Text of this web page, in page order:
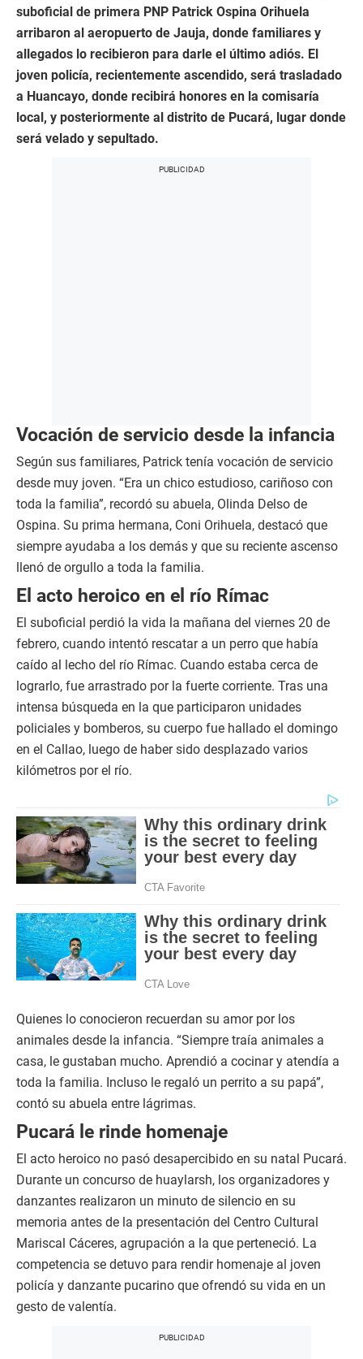
suboficial de primera PNP Patrick Ospina Orihuela
arribaron al aeropuerto de Jauja, donde familiares y
allegados lo recibieron para darle el último adiós. El
joven policía, recientemente ascendido, será trasladado
a Huancayo, donde recibirá honores en la comisaría
local, y posteriormente al distrito de Pucará, lugar donde
será velado y sepultado.
Vocación de servicio desde la infancia
Según sus familiares, Patrick tenía vocación de servicio
desde muy joven. “Era un chico estudioso, cariñoso con
toda la familia”, recordó su abuela, Olinda Delso de
Ospina. Su prima hermana, Coni Orihuela, destacó que
siempre ayudaba a los demás y que su reciente ascenso
llenó de orgullo a toda la familia.
El acto heroico en el río Rímac
El suboficial perdió la vida la mañana del viernes 20 de
febrero, cuando intentó rescatar a un perro que había
caído al lecho del río Rímac. Cuando estaba cerca de
lograrlo, fue arrastrado por la fuerte corriente. Tras una
intensa búsqueda en la que participaron unidades
policiales y bomberos, su cuerpo fue hallado el domingo
en el Callao, luego de haber sido desplazado varios
kilómetros por el río.
Quienes lo conocieron recuerdan su amor por los
animales desde la infancia. “Siempre traía animales a
casa, le gustaban mucho. Aprendió a cocinar y atendía a
toda la familia. Incluso le regaló un perrito a su papá”,
contó su abuela entre lágrimas.
Pucará le rinde homenaje
El acto heroico no pasó desapercibido en su natal Pucará.
Durante un concurso de huaylarsh, los organizadores y
danzantes realizaron un minuto de silencio en su
memoria antes de la presentación del Centro Cultural
Mariscal Cáceres, agrupación a la que perteneció. La
competencia se detuvo para rendir homenaje al joven
policía y danzante pucarino que ofrendó su vida en un
gesto de valentía.